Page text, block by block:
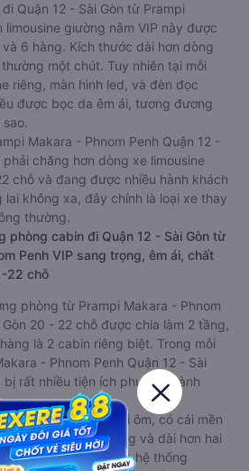
Quận 12 - Sài Gòn từ Prampi
limousine giường nằm VIP này được
6 hàng. Kích thước dài hơn dòng
một chút. Tuy nhiên tại mỗi
riêng, màn hình led, và đèn đọc
được bọc da êm ái, tương đương
Makara - Phnom Penh Quận 12 -
chăng hơn dòng xe limousine
chỗ và đang được nhiều hành khách
lai không xa, đây chính là loại xe thay
thường.
phòng cabin đi Quận 12 - Sài Gòn từ
Penh VIP sang trọng, êm ái, chất
22 chỗ
phòng từ Prampi Makara - Phnom
20 - 22 chỗ được chia làm 2 tầng,
là 2 cabin riêng biệt. Trong mỗi
- Phnom Penh Quận 12 - Sài
rất nhiều tiện ích phục vụ hành
gối nằm rời, có gối ôm, có cái mền
belt. Giường rộng và dài hơn hai
thoải mái. Đặc biệt là hệ thống